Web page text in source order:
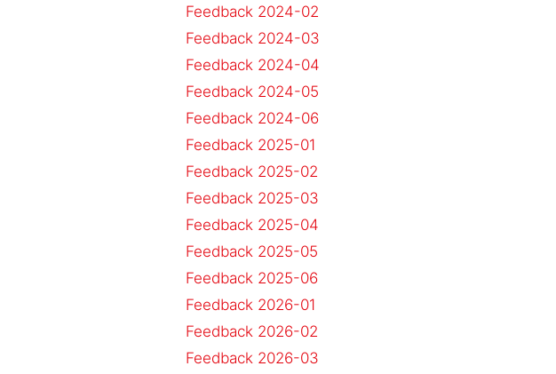
Feedback 2024-02
Feedback 2024-03
Feedback 2024-04
Feedback 2024-05
Feedback 2024-06
Feedback 2025-01
Feedback 2025-02
Feedback 2025-03
Feedback 2025-04
Feedback 2025-05
Feedback 2025-06
Feedback 2026-01
Feedback 2026-02
Feedback 2026-03